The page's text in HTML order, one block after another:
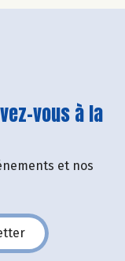
vous à la
et nos